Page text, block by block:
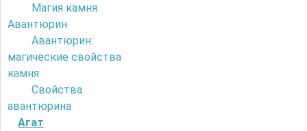
Магия камня
Авантюрин
Авантюрин:
магические свойства
камня
Свойства
авантюрина
Агат